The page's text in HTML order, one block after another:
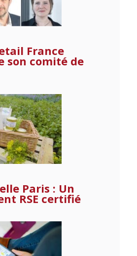
France
son comité de
Paris : Un
RSE certifié